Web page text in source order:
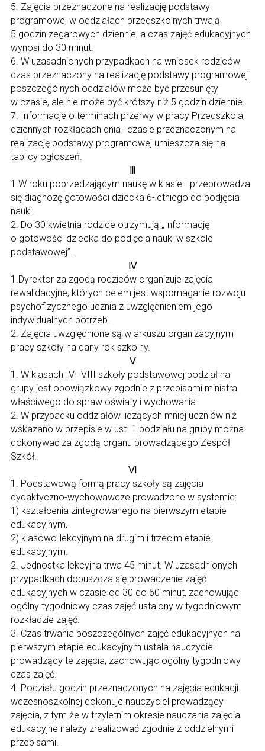
5. Zajęcia przeznaczone na realizację podstawy
programowej w oddziałach przedszkolnych trwają
5 godzin zegarowych dziennie, a czas zajęć edukacyjnych
wynosi do 30 minut.
6. W uzasadnionych przypadkach na wniosek rodziców
czas przeznaczony na realizację podstawy programowej
poszczególnych oddziałów może być przesunięty
w czasie, ale nie może być krótszy niż 5 godzin dziennie.
7. Informacje o terminach przerwy w pracy Przedszkola,
dziennych rozkładach dnia i czasie przeznaczonym na
realizację podstawy programowej umieszcza się na
tablicy ogłoszeń.
Ⅲ
1.W roku poprzedzającym naukę w klasie I przeprowadza
się diagnozę gotowości dziecka 6-letniego do podjęcia
nauki.
2. Do 30 kwietnia rodzice otrzymują „Informację
o gotowości dziecka do podjęcia nauki w szkole
podstawowej”.
Ⅳ
1.Dyrektor za zgodą rodziców organizuje zajęcia
rewalidacyjne, których celem jest wspomaganie rozwoju
psychofizycznego ucznia z uwzględnieniem jego
indywidualnych potrzeb.
2. Zajęcia uwzględnione są w arkuszu organizacyjnym
pracy szkoły na dany rok szkolny.
Ⅴ
1. W klasach IV–VIII szkoły podstawowej podział na
grupy jest obowiązkowy zgodnie z przepisami ministra
właściwego do spraw oświaty i wychowania.
2. W przypadku oddziałów liczących mniej uczniów niż
wskazano w przepisie w ust. 1 podziału na grupy można
dokonywać za zgodą organu prowadzącego Zespół
Szkół.
Ⅵ
1. Podstawową formą pracy szkoły są zajęcia
dydaktyczno-wychowawcze prowadzone w systemie:
1) kształcenia zintegrowanego na pierwszym etapie
edukacyjnym,
2) klasowo-lekcyjnym na drugim i trzecim etapie
edukacyjnym.
2. Jednostka lekcyjna trwa 45 minut. W uzasadnionych
przypadkach dopuszcza się prowadzenie zajęć
edukacyjnych w czasie od 30 do 60 minut, zachowując
ogólny tygodniowy czas zajęć ustalony w tygodniowym
rozkładzie zajęć.
3. Czas trwania poszczególnych zajęć edukacyjnych na
pierwszym etapie edukacyjnym ustala nauczyciel
prowadzący te zajęcia, zachowując ogólny tygodniowy
czas zajęć.
4. Podziału godzin przeznaczonych na zajęcia edukacji
wczesnoszkolnej dokonuje nauczyciel prowadzący
zajęcia, z tym że w trzyletnim okresie nauczania zajęcia
edukacyjne należy zrealizować zgodnie z oddzielnymi
przepisami.